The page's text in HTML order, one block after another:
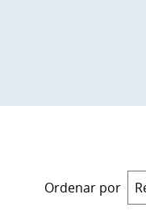
Ordenar por